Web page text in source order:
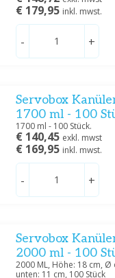
€ 179,95 inkl. mwst.
- +
Servobox
1700 ml - 100
1700 ml - 100 Stück.
€ 140,45 exkl. mwst
€ 169,95 inkl. mwst.
- +
Servobox
2000 ml - 100
2000 ML, Höhe: 18 cm,
unten: 11 cm, 100 Stück